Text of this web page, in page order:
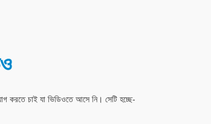
করতে চাই যা ভিডিওতে আসে নি। সেটি হচ্ছে-